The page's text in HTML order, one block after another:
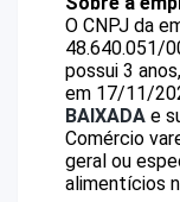
O CNPJ da
48.640.051/
possui 3
em 17/11/
BAIXADA e
Comércio
geral ou
alimentícios